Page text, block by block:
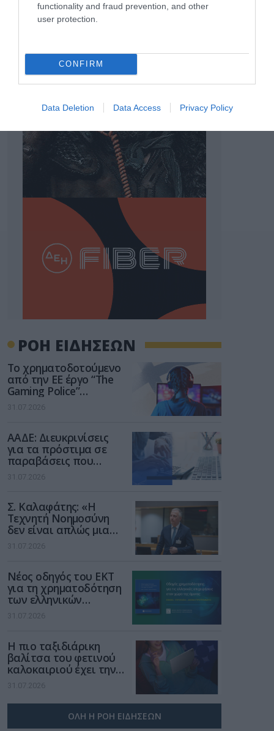
functionality and fraud prevention, and other
user protection.
CONFIRM
Data Deletion Data Access Privacy Policy
ΡΟΗ ΕΙΔΗΣΕΩΝ
Το χρηματοδοτούμενο
από την ΕΕ έργο “The
Gaming Police”
ενισχύει την ασφάλεια
των παιδιών στο
31.07.2026
ΑΑΔΕ: Διευκρινίσεις
για τα πρόστιμα σε
παραβάσεις που
αφορούν τους ΦΗΜ
31.07.2026
Σ. Καλαφάτης: «Η
Τεχνητή Νοημοσύνη
δεν είναι απλώς μια
νέα τεχνολογία, είναι
μια νέα βιομηχανική
31.07.2026
Νέος οδηγός του ΕΚΤ
για τη χρηματοδότηση
των ελληνικών
επιχειρήσεων στον
χώρο της άμυνας
31.07.2026
Η πιο ταξιδιάρικη
βαλίτσα του φετινού
καλοκαιριού έχει την
υπογραφή της Xiaomi
31.07.2026
ΟΛΗ Η ΡΟΗ ΕΙΔΗΣΕΩΝ